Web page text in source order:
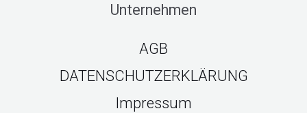
Unternehmen
AGB
DATENSCHUTZERKLÄRUNG
Impressum